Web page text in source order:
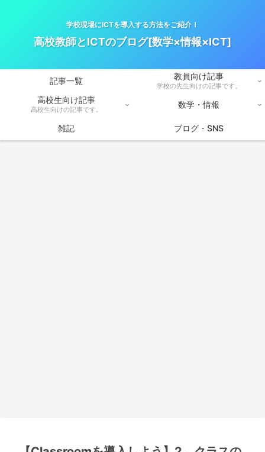
学校現場にICTを導入する方法をご紹介！
高校教師とICTのブログ[数学×情報×ICT]
記事一覧 教員向け記事
学校の先生向けの記事です。
高校生向け記事
高校生向けの記事です。 数学・情報
雑記 ブログ・SNS